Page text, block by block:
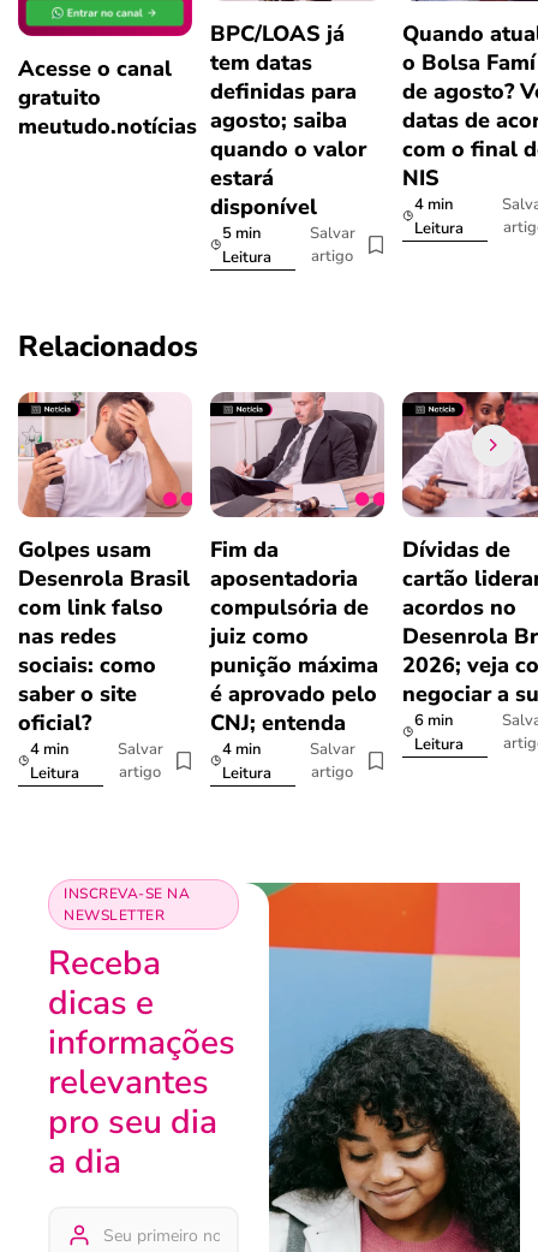
Acesse o canal
gratuito
meutudo.notícias
BPC/LOAS já
tem datas
definidas para
agosto; saiba
quando o valor
estará
disponível
5 min
Leitura
Salvar
artigo
Quando
o Bolsa
de agosto?
datas de
com o final
NIS
4 min
Leitura
Relacionados
Golpes usam
Desenrola Brasil
com link falso
nas redes
sociais: como
saber o site
oficial?
4 min
Leitura
Salvar
artigo
Fim da
aposentadoria
compulsória de
juiz como
punição máxima
é aprovado pelo
CNJ; entenda
4 min
Leitura
Salvar
artigo
Dívidas de
cartão
acordos no
Desenrola
2026; veja
negociar a
6 min
Leitura
INSCREVA-SE NA
NEWSLETTER
Receba
dicas e
informações
relevantes
pro seu dia
a dia